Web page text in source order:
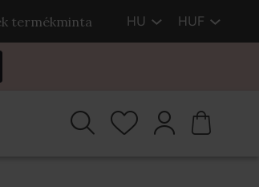
termékminta HU HUF